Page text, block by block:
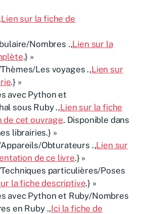
Lien sur la fiche de
Nombres .,Lien sur la
.} »
Les voyages .,Lien sur
.} »
avec Python et
sous Ruby .,Lien sur la fiche
de cet ouvrage. Disponible dans
librairies.} »
Obturateurs .,Lien sur
de ce livre.} »
particulières/Poses
la fiche descriptive.} »
avec Python et Ruby/Nombres
en Ruby .,Ici la fiche de